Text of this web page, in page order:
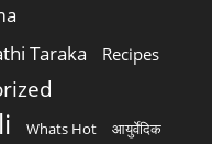
Taraka Recipes
Whats Hot आयुर्वेदिक